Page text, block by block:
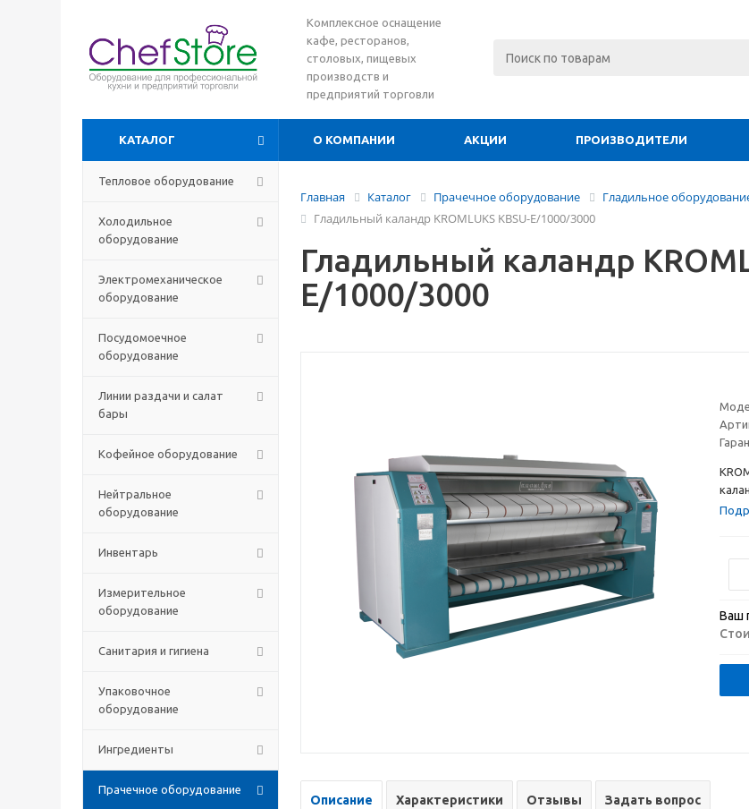
Комплексное оснащение
кафе, ресторанов,
столовых, пищевых
производств и
предприятий торговли
КАТАЛОГ О КОМПАНИИ АКЦИИ ПРОИЗВОДИТЕЛИ
Тепловое оборудование
Холодильное
оборудование
Электромеханическое
оборудование
Посудомоечное
оборудование
Линии раздачи и салат
бары
Кофейное оборудование
Нейтральное
оборудование
Инвентарь
Измерительное
оборудование
Санитария и гигиена
Упаковочное
оборудование
Ингредиенты
Прачечное оборудование
Главная Каталог Прачечное оборудование Гладильное
Гладильный каландр KROMLUKS KBSU-E/1000/3000
Гладильный каландр
E/1000/3000
Ваш
Описание Характеристики Отзывы Задать вопрос